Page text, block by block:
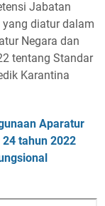
Jabatan
diatur dalam
Negara dan
tentang Standar
Karantina
Aparatur
tahun 2022